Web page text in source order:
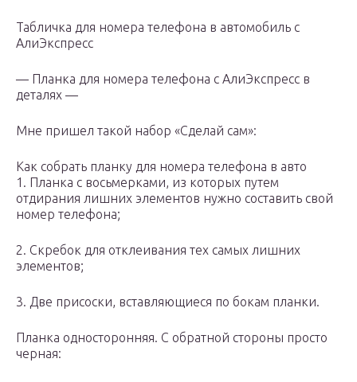
Табличка для номера телефона в автомобиль с
АлиЭкспресс
— Планка для номера телефона с АлиЭкспресс в
деталях —
Мне пришел такой набор «Сделай сам»:
Как собрать планку для номера телефона в авто
1. Планка с восьмерками, из которых путем
отдирания лишних элементов нужно составить свой
номер телефона;
2. Скребок для отклеивания тех самых лишних
элементов;
3. Две присоски, вставляющиеся по бокам планки.
Планка односторонняя. С обратной стороны просто
черная: